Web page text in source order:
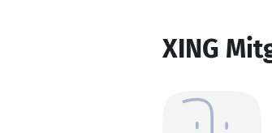
XING